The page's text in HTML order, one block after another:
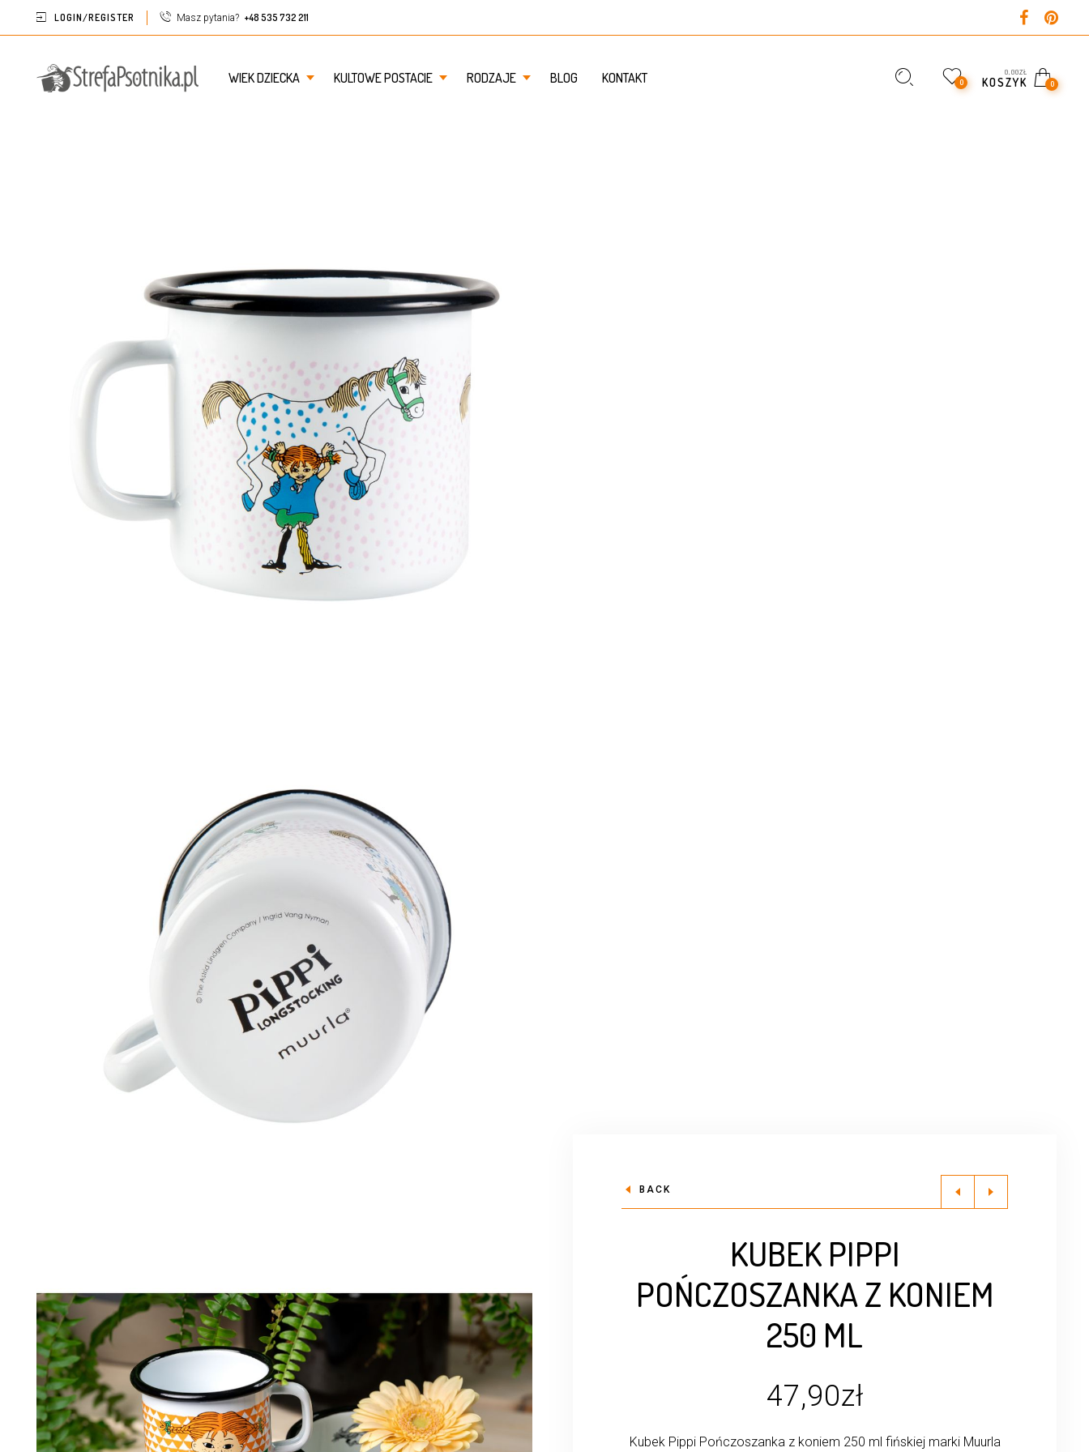
LOGIN/REGISTER Masz pytania? +48 535 732 211
WIEK DZIECKA KULTOWE POSTACIE RODZAJE BLOG KONTAKT 0
0,00ZŁ
KOSZYK 0
BACK
KUBEK PIPPI
POŃCZOSZANKA Z KONIEM
250 ML
47,90zł
Kubek Pippi Pończoszanka z koniem 250 ml fińskiej marki Muurla